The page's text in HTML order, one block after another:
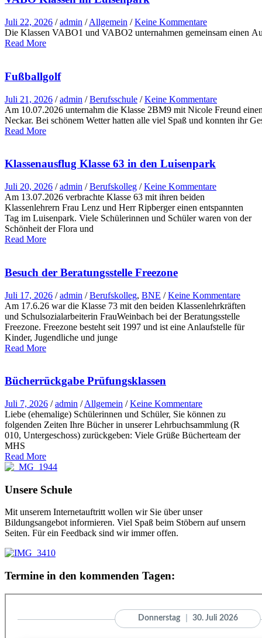
Juli 22, 2026 / admin / Allgemein / Keine Kommentare
Die Klassen VABO1 und VABO2 unternahmen gemeinsam einen
Read More
Fußballgolf
Juli 21, 2026 / admin / Berufsschule / Keine Kommentare
Am 10.07.2026 unternahm die Klasse 2BM9 mit Nicole Freund
Neckar. Bei schönem Wetter hatten alle viel Spaß und konnten ihr
Read More
Klassenausflug Klasse 63 in den Luisenpark
Juli 20, 2026 / admin / Berufskolleg / Keine Kommentare
Am 13.07.2026 verbrachte Klasse 63 mit ihren beiden
Klassenlehrern Frau Lenz und Herr Ripberger einen entspannten
Tag im Luisenpark. Viele Schülerinnen und Schüler waren von der
Schönheit der Flora und
Read More
Besuch der Beratungsstelle Freezone
Juli 17, 2026 / admin / Berufskolleg, BNE / Keine Kommentare
Am 17.6.26 war die Klasse 73 mit den beiden Klassenlehrkräften
und Schulsozialarbeiterin FrauWeinbach bei der Beratungsstelle
Freezone. Freezone besteht seit 1997 und ist eine Anlaufstelle für
Kinder, Jugendliche und junge
Read More
Bücherrückgabe Prüfungsklassen
Juli 7, 2026 / admin / Allgemein / Keine Kommentare
Liebe (ehemalige) Schülerinnen und Schüler, Sie können zu
folgenden Zeiten Ihre Bücher in unserer Lehrbuchsammlung (R
010, Untergeschoss) zurückgeben: Viele Grüße Bücherteam der
MHS
Read More
Unsere Schule
Mit unserem Internetauftritt wollen wir Sie über unser
Bildungsangebot informieren. Viel Spaß beim Stöbern auf unsern
Seiten. Für ein Feedback sind wir immer offen.
Termine in den kommenden Tagen: